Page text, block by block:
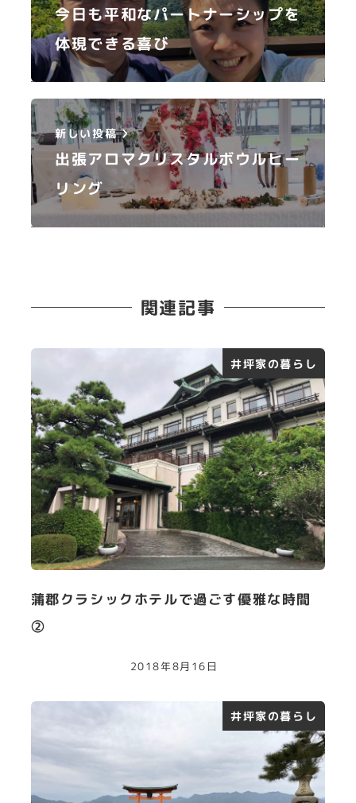
今日も平和なパートナーシップを
体現できる喜び
新しい投稿
出張アロマクリスタルボウルヒー
リング
関連記事
井坪家の暮らし
蒲郡クラシックホテルで過ごす優雅な時間
②
2018年8月16日
井坪家の暮らし